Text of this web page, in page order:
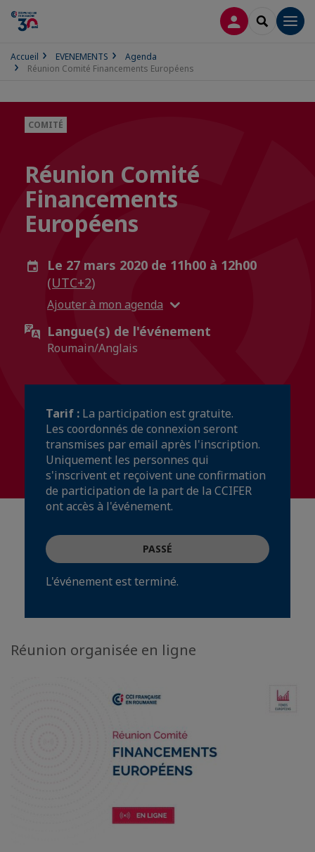
CONNEXION
Accueil EVENEMENTS
Agenda
Réunion Comité Financements Européens
COMITÉ
Réunion Comité
Financements
Européens
Le 27 mars 2020 de 11h00 à 12h00
(UTC+2)
Ajouter à mon agenda
Langue(s) de l'événement
Roumain/Anglais
Tarif : La participation est gratuite.
Les coordonnés de connexion seront
transmises par email après l'inscription.
Uniquement les personnes qui
s'inscrivent et reçoivent une confirmation
de participation de la part de la CCIFER
ont accès à l'événement.
PASSÉ
L'événement est terminé.
Réunion organisée en ligne